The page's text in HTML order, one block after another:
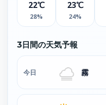
22℃
28%
23℃
24%
3日間の天気予報
今日 霧